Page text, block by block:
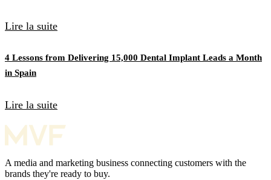
Lire la suite
4 Lessons from Delivering 15,000 Dental Implant Leads a Month
in Spain
Lire la suite
A media and marketing business connecting customers with the
brands they're ready to buy.